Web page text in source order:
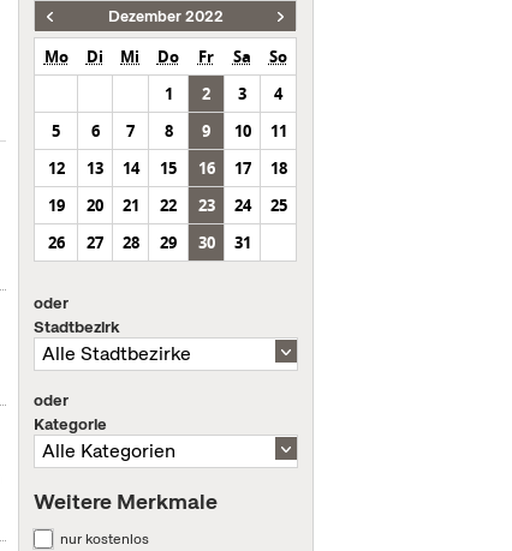
Dezember 2022
Mo Di Mi Do Fr Sa
So
1
2 3
4
5
6 7 8 9 10
11
12
13 14 15 16 17
18
19
20 21 22 23 24
25
26
27 28 29 30 31
oder
Stadtbezirk
oder
Kategorie
Weitere Merkmale
nur kostenlos